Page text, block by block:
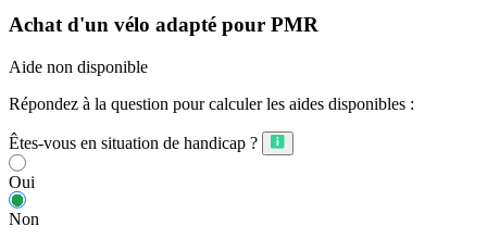
Achat d'un vélo adapté pour PMR
Aide non disponible
Répondez à la question pour calculer les aides disponibles :
Êtes-vous en situation de handicap ?
Oui
Non